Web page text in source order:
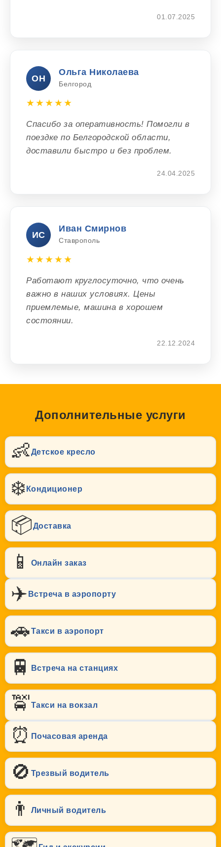
01.07.2025
ОН
Ольга Николаева
Белгород
★★★★★
Спасибо за оперативность! Помогли в
поездке по Белгородской области,
доставили быстро и без проблем.
24.04.2025
ИС
Иван Смирнов
Ставрополь
★★★★★
Работают круглосуточно, что очень
важно в наших условиях. Цены
приемлемые, машина в хорошем
состоянии.
22.12.2024
Дополнительные услуги
👶Детское кресло
❄️ Кондиционер
📦Доставка
📱 Онлайн заказ
✈️ Встреча в аэропорту
🚗Такси в аэропорт
🚆 Встреча на станциях
🚖Такси на вокзал
⏰ Почасовая аренда
🚫 Трезвый водитель
👨 Личный водитель